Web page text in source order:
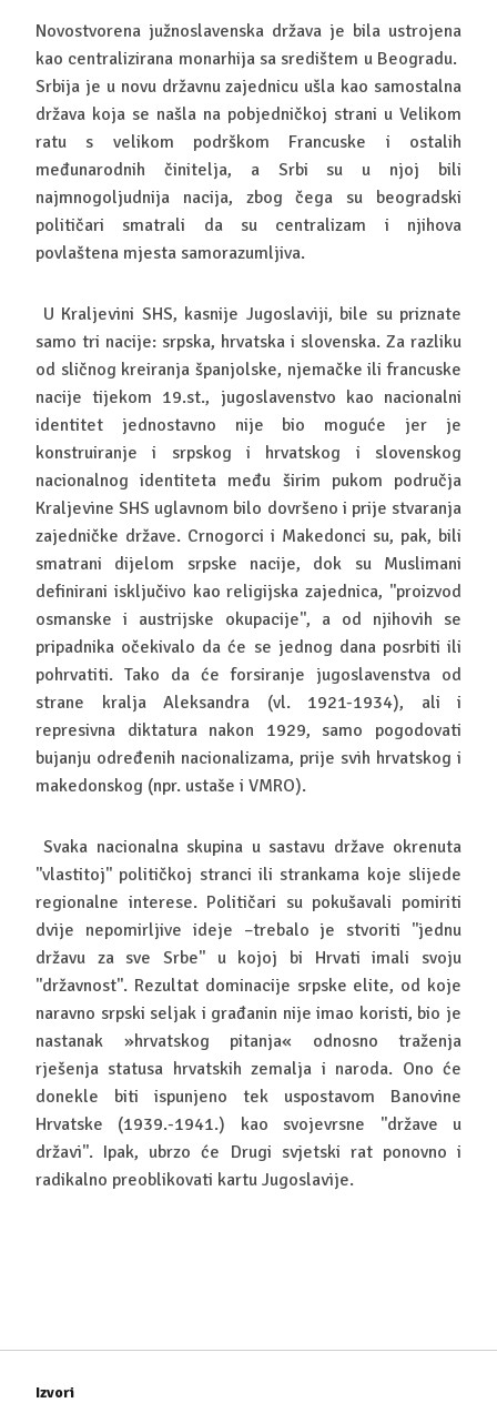
Novostvorena južnoslavenska država je bila ustrojena
kao centralizirana monarhija sa središtem u Beogradu.
Srbija je u novu državnu zajednicu ušla kao samostalna
država koja se našla na pobjedničkoj strani u Velikom
ratu s velikom podrškom Francuske i ostalih
međunarodnih činitelja, a Srbi su u njoj bili
najmnogoljudnija nacija, zbog čega su beogradski
političari smatrali da su centralizam i njihova
povlaštena mjesta samorazumljiva.
U Kraljevini SHS, kasnije Jugoslaviji, bile su priznate
samo tri nacije: srpska, hrvatska i slovenska. Za razliku
od sličnog kreiranja španjolske, njemačke ili francuske
nacije tijekom 19.st., jugoslavenstvo kao nacionalni
identitet jednostavno nije bio moguće jer je
konstruiranje i srpskog i hrvatskog i slovenskog
nacionalnog identiteta među širim pukom područja
Kraljevine SHS uglavnom bilo dovršeno i prije stvaranja
zajedničke države. Crnogorci i Makedonci su, pak, bili
smatrani dijelom srpske nacije, dok su Muslimani
definirani isključivo kao religijska zajednica, ''proizvod
osmanske i austrijske okupacije'', a od njihovih se
pripadnika očekivalo da će se jednog dana posrbiti ili
pohrvatiti. Tako da će forsiranje jugoslavenstva od
strane kralja Aleksandra (vl. 1921-1934), ali i
represivna diktatura nakon 1929, samo pogodovati
bujanju određenih nacionalizama, prije svih hrvatskog i
makedonskog (npr. ustaše i VMRO).
Svaka nacionalna skupina u sastavu države okrenuta
''vlastitoj'' političkoj stranci ili strankama koje slijede
regionalne interese. Političari su pokušavali pomiriti
dvije nepomirljive ideje –trebalo je stvoriti ''jednu
državu za sve Srbe'' u kojoj bi Hrvati imali svoju
''državnost''. Rezultat dominacije srpske elite, od koje
naravno srpski seljak i građanin nije imao koristi, bio je
nastanak »hrvatskog pitanja« odnosno traženja
rješenja statusa hrvatskih zemalja i naroda. Ono će
donekle biti ispunjeno tek uspostavom Banovine
Hrvatske (1939.-1941.) kao svojevrsne ''države u
državi''. Ipak, ubrzo će Drugi svjetski rat ponovno i
radikalno preoblikovati kartu Jugoslavije.
Izvori